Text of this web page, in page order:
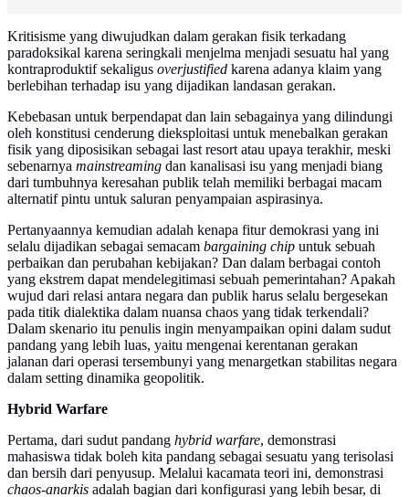
Kritisisme yang diwujudkan dalam gerakan fisik terkadang
paradoksikal karena seringkali menjelma menjadi sesuatu hal yang
kontraproduktif sekaligus overjustified karena adanya klaim yang
berlebihan terhadap isu yang dijadikan landasan gerakan.
Kebebasan untuk berpendapat dan lain sebagainya yang dilindungi
oleh konstitusi cenderung dieksploitasi untuk menebalkan gerakan
fisik yang diposisikan sebagai last resort atau upaya terakhir, meski
sebenarnya mainstreaming dan kanalisasi isu yang menjadi biang
dari tumbuhnya keresahan publik telah memiliki berbagai macam
alternatif pintu untuk saluran penyampaian aspirasinya.
Pertanyaannya kemudian adalah kenapa fitur demokrasi yang ini
selalu dijadikan sebagai semacam bargaining chip untuk sebuah
perbaikan dan perubahan kebijakan? Dan dalam berbagai contoh
yang ekstrem dapat mendelegitimasi sebuah pemerintahan? Apakah
wujud dari relasi antara negara dan publik harus selalu bergesekan
pada titik dialektika dalam nuansa chaos yang tidak terkendali?
Dalam skenario itu penulis ingin menyampaikan opini dalam sudut
pandang yang lebih luas, yaitu mengenai kerentanan gerakan
jalanan dari operasi tersembunyi yang menargetkan stabilitas negara
dalam setting dinamika geopolitik.
Hybrid Warfare
Pertama, dari sudut pandang hybrid warfare, demonstrasi
mahasiswa tidak boleh kita pandang sebagai sesuatu yang terisolasi
dan bersih dari penyusup. Melalui kacamata teori ini, demonstrasi
chaos-anarkis adalah bagian dari konfigurasi yang lebih besar, di